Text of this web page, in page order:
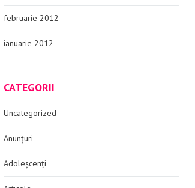
februarie 2012
ianuarie 2012
CATEGORII
Uncategorized
Anunțuri
Adoleșcenți